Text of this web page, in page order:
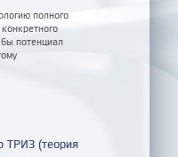
полного
потенциал
ТРИЗ (теория